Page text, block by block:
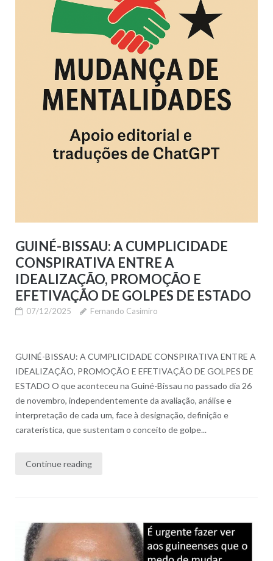
GUINÉ-BISSAU: A CUMPLICIDADE
CONSPIRATIVA ENTRE A
IDEALIZAÇÃO, PROMOÇÃO E
EFETIVAÇÃO DE GOLPES DE ESTADO
07/12/2025 Fernando Casimiro
GUINÉ-BISSAU: A CUMPLICIDADE CONSPIRATIVA ENTRE A
IDEALIZAÇÃO, PROMOÇÃO E EFETIVAÇÃO DE GOLPES DE
ESTADO O que aconteceu na Guiné-Bissau no passado dia 26
de novembro, independentemente da avaliação, análise e
interpretação de cada um, face à designação, definição e
caraterística, que sustentam o conceito de golpe...
Continue reading